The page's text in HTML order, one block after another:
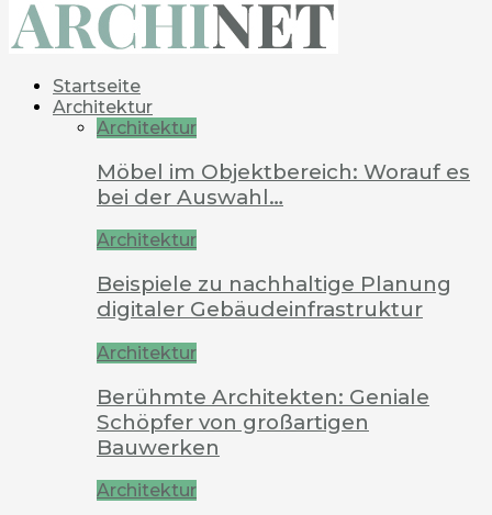
Startseite
Architektur
Architektur
Möbel im Objektbereich: Worauf es
bei der Auswahl…
Architektur
Beispiele zu nachhaltige Planung
digitaler Gebäudeinfrastruktur
Architektur
Berühmte Architekten: Geniale
Schöpfer von großartigen
Bauwerken
Architektur